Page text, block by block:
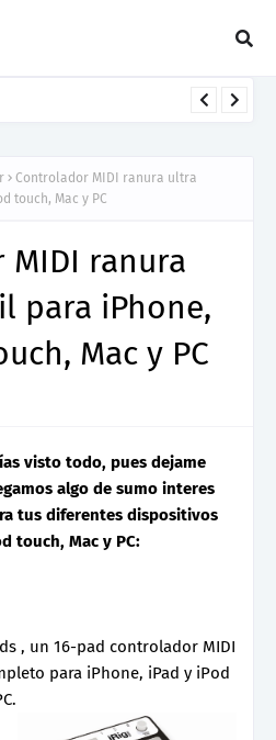
Controlador MIDI ranura ultra
touch, Mac y PC
ranura
para iPhone,
Mac y PC
visto todo, pues dejame
algo de sumo interes
tus diferentes dispositivos
touch, Mac y PC:
, un 16-pad controlador MIDI
para iPhone, iPad y iPod